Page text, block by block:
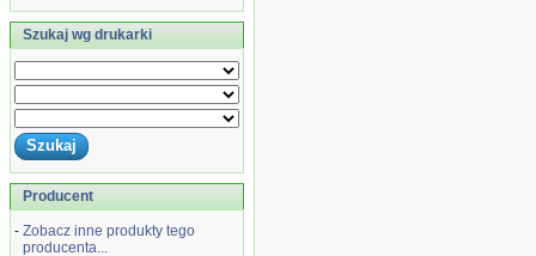
Szukaj wg drukarki
Producent
- Zobacz inne produkty tego
producenta...